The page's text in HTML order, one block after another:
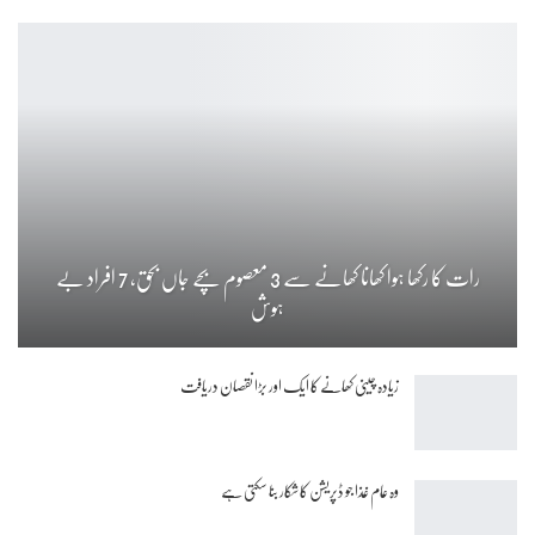
رات کا رکھا ہوا کھانا کھانے سے 3 معصوم بچے جاں بحق، 7 افراد بے
ہوش
زیادہ چینی کھانے کا ایک اور بڑا نقصان دریافت
وہ عام غذا جو ڈپریشن کا شکار بنا سکتی ہے